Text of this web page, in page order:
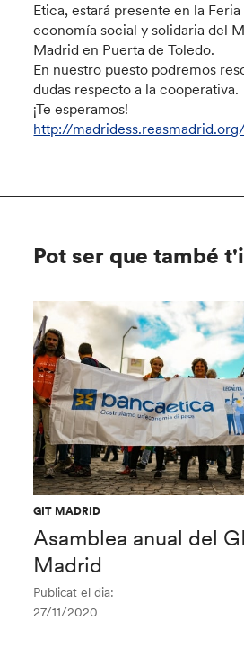
Etica, estará presente en la
economía social y solidaria del
Madrid en Puerta de Toledo.
En nuestro puesto podremos
dudas respecto a la cooperativa.
¡Te esperamos!
http://
Pot ser que també
GIT MADRID
Asamblea anual del
Madrid
Publicat el dia:
27/11/2020